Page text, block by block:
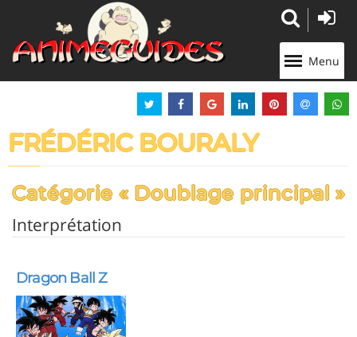
Menu
FRÉDÉRIC BOURALY
Catégorie « Doublage principal »
Interprétation
Dragon Ball Z
Panneau de gestion des cookies